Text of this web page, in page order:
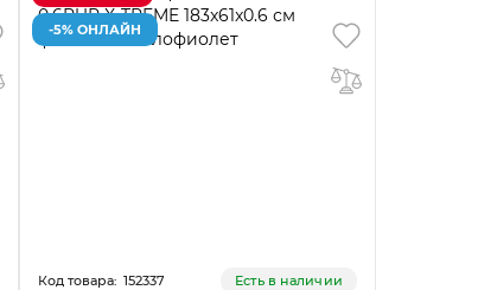
-5% ОНЛАЙН
152337 Есть в наличии